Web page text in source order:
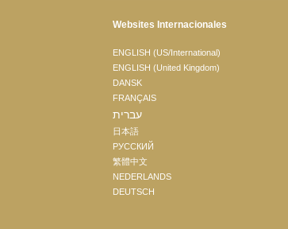
Websites Internacionales
ENGLISH (US/International)
ENGLISH (United Kingdom)
DANSK
FRANÇAIS
עברית
日本語
РУССКИЙ
繁體中文
NEDERLANDS
DEUTSCH